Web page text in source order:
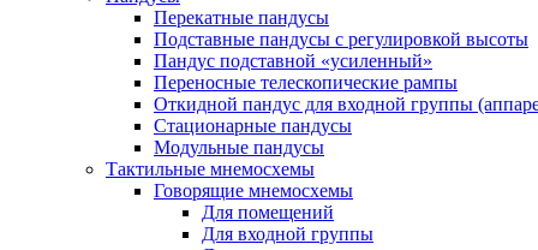
Перекатные пандусы
Подставные пандусы с регулировкой выcоты
Пандус подставной «усиленный»
Переносные телескопические рампы
Откидной пандус для входной группы
Стационарные пандусы
Модульные пандусы
Тактильные мнемосхемы
Говорящие мнемосхемы
Для помещений
Для входной группы